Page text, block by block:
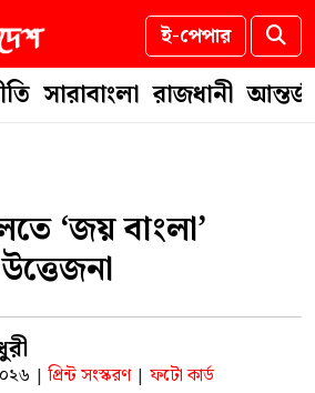
ই-পেপার
সারাবাংলা রাজধানী
‘জয় বাংলা’
| প্রিন্ট সংস্করণ | ফটো কার্ড